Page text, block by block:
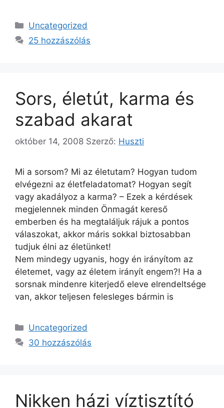
Kategória
Uncategorized
25 hozzászólás
Sors, életút, karma és
szabad akarat
október 14, 2008 Szerző: Huszti
Mi a sorsom? Mi az életutam? Hogyan tudom
elvégezni az életfeladatomat? Hogyan segít
vagy akadályoz a karma? – Ezek a kérdések
megjelennek minden Önmagát kereső
emberben és ha megtaláljuk rájuk a pontos
válaszokat, akkor máris sokkal biztosabban
tudjuk élni az életünket!
Nem mindegy ugyanis, hogy én irányítom az
életemet, vagy az életem irányít engem?! Ha a
sorsnak mindenre kiterjedő eleve elrendeltsége
van, akkor teljesen felesleges bármin is
Kategória
Uncategorized
30 hozzászólás
Nikken házi víztisztító